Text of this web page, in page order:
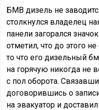
БМВ дизель не
столкнулся владелец
панели загорался
отметил, что до этого
то что его дизельный
на горячую никогда не
с пол оборота.
договорившись о
на эвакуатор и